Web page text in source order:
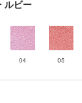
ルビー
04 05